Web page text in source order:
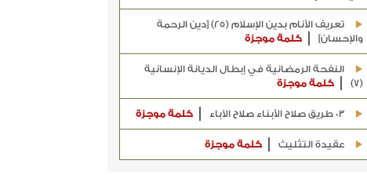
تعريف الأنام بدين الإسلام (25) [دين الرحمة
والإحسان]
كلمة موجزة
النفحة الرمضانية في إبطال الديانة الإنسانية
(7)
كلمة موجزة
03 طريق صلاح الأبناء صلاح الآباء كلمة موجزة
عقيدة التثليث كلمة موجزة